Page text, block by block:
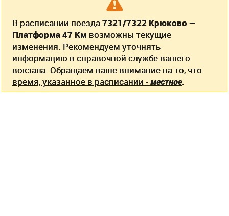
В расписании поезда7321/7322 Крюково —
Платформа 47 Км возможны текущие
изменения. Рекомендуем уточнять
информацию в справочной службе вашего
вокзала. Обращаем ваше внимание на то, что
время, указанное в расписании -местное.